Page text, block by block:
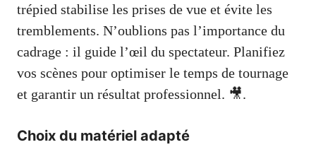
trépied stabilise les prises de vue et évite les
tremblements. N’oublions pas l’importance du
cadrage : il guide l’œil du spectateur. Planifiez
vos scènes pour optimiser le temps de tournage
et garantir un résultat professionnel. 🎥.
Choix du matériel adapté